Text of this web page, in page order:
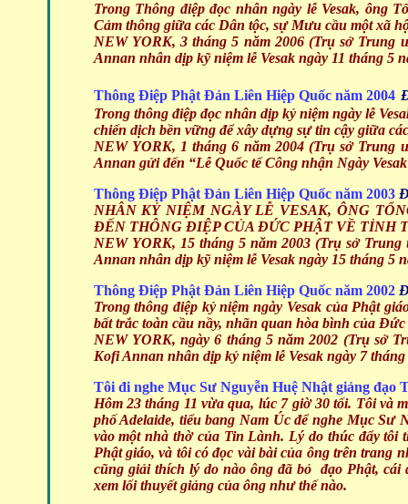
Trong Thông điệp đọc nhân ngày lễ Vesak, ông
Cảm thông giữa các Dân tộc, sự Mưu cầu một xã
NEW YORK, 3 tháng 5 năm 2006 (Trụ sở
Annan nhân dịp kỹ niệm lễ Vesak ngày 11 tháng 5
Thông Điệp Phật Đản Liên Hiệp Quốc năm 2004
Trong thông điệp đọc nhân dịp kỷ niệm ngày lễ
chiến dịch bền vững để xây dựng sự tin cậy giữa
NEW YORK, 1 tháng 6 năm 2004 (Trụ sở
Annan gửi đến “Lễ Quốc tế Công nhận Ngày
Thông Điệp Phật Đản Liên Hiệp Quốc năm 2003
NHÂN KỶ NIỆM NGÀY LỄ VESAK, ÔNG
ĐẾN THÔNG ĐIỆP CỦA ĐỨC PHẬT VỀ TỈNH
NEW YORK, 15 tháng 5 năm 2003 (Trụ sở
Annan nhân dịp kỹ niệm lễ Vesak ngày 15 tháng 5
Thông Điệp Phật Đản Liên Hiệp Quốc năm 2002
Trong thông điệp kỷ niệm ngày Vesak của Phật
bất trắc toàn cầu nầy, nhãn quan hòa bình của
NEW YORK, ngày 6 tháng 5 năm 2002 (Trụ sở
Kofi Annan nhân dịp kỷ niệm lễ Vesak ngày 7
Tôi đi nghe Mục Sư Nguyễn Huệ Nhật giảng đạo
Hôm 23 tháng 11 vừa qua, lúc 7 giờ 30 tối. Tôi và
phố Adelaide, tiểu bang Nam Úc để nghe Mục
vào một nhà thờ của Tin Lành. Lý do thúc đẩy
Phật giáo, và tôi có đọc vài bài của ông trên trang
cũng giải thích lý do nào ông đã bỏ đạo Phật,
xem lối thuyết giảng của ông như thế nào.